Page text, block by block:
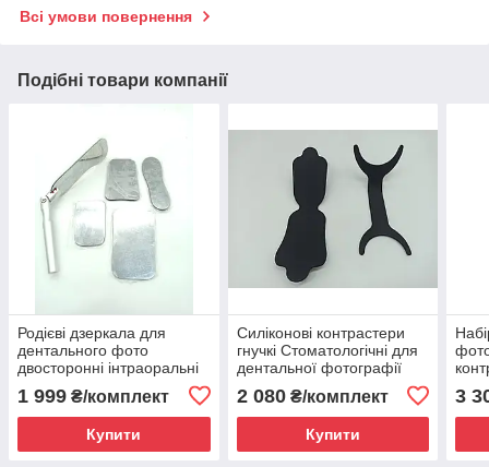
Всі умови повернення
Подібні товари компанії
Родієві дзеркала для
дентального фото
двосторонні інтраоральні
1 999 ₴/комплект
Купити
Силіконові контрастери
гнучкі Стоматологічні для
дентальної фотографії
2 080₴/комплект
Купити
3